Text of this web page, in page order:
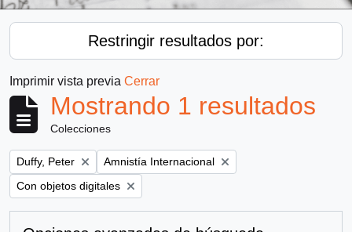
Restringir resultados por:
Imprimir vista previa Cerrar
Mostrando 1 resultados
Colecciones
Remove filter:
Duffy, Peter Remove filter:
Amnistía Internacional
Remove filter:
Con objetos digitales